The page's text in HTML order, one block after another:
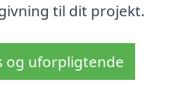
til dit projekt.
og uforpligtende